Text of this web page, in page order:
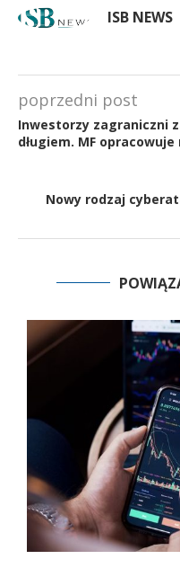
ISB NEWS
poprzedni post
Inwestorzy zagraniczni
długiem. MF
Nowy rodzaj